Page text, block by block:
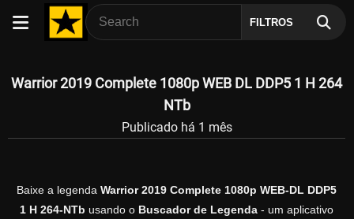
FILTROS
Warrior 2019 Complete 1080p WEB DL DDP5 1 H 264
NTb
Publicado há 1 mês
Baixe a legenda Warrior 2019 Complete 1080p WEB-DL DDP5
1 H 264-NTb usando o Buscador de Legenda - um aplicativo